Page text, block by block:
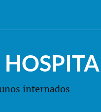
internados